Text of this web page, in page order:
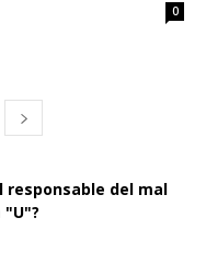
0
responsable del mal
"U"?